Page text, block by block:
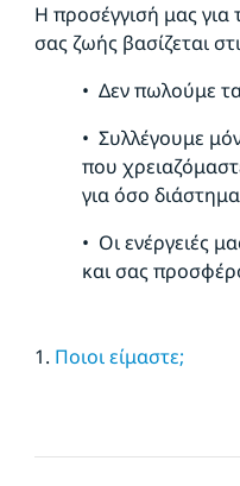
Η προσέγγισή μας για
σας ζωής βασίζεται
• Δεν πωλούμε
• Συλλέγουμε
που
για όσο
• Οι ενέργειές
και σας
1. Ποιοι είμαστε;